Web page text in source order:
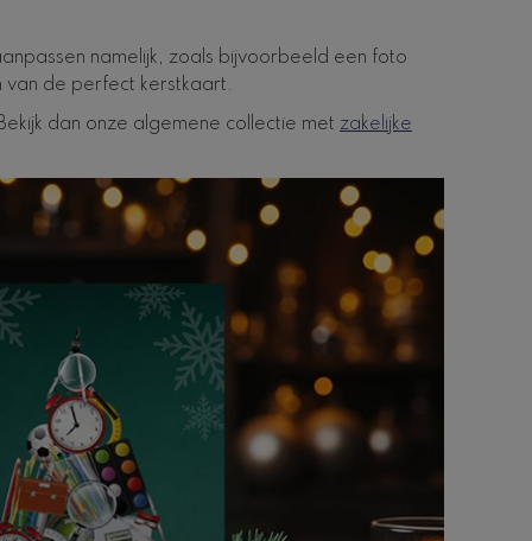
namelijk, zoals bijvoorbeeld een foto
de perfect kerstkaart.
dan onze algemene collectie met zakelijke